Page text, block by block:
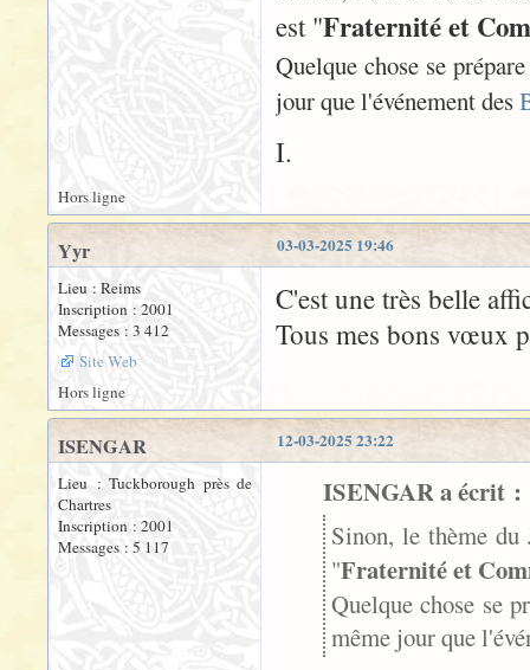
est "Fraternité et
Quelque chose se
jour que l'événement des
I.
Hors ligne
03-03-2025 19:46
Yyr
Lieu : Reims
Inscription : 2001
Messages : 3 412
Site Web
C'est une très belle
Tous mes bons vœux
Hors ligne
12-03-2025 23:22
ISENGAR
Lieu : Tuckborough près de
Chartres
Inscription : 2001
Messages : 5 117
ISENGAR a écrit :
Sinon, le thème
"Fraternité et
Quelque chose se
même jour que